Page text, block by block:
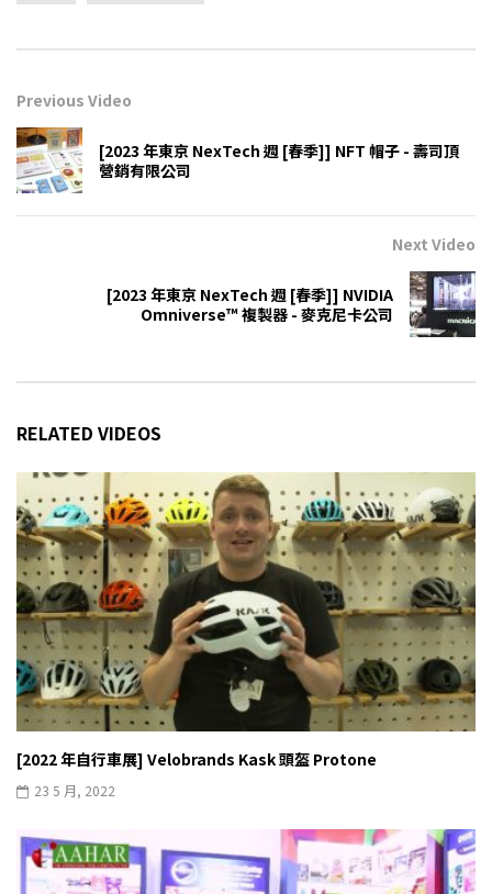
Previous Video
[2023 年東京 NexTech 週 [春季]] NFT 帽子 - 壽司頂
營銷有限公司
Next Video
[2023 年東京 NexTech 週 [春季]] NVIDIA
Omniverse™ 複製器 - 麥克尼卡公司
RELATED VIDEOS
[2022 年自行車展] Velobrands Kask 頭盔 Protone
23 5 月, 2022